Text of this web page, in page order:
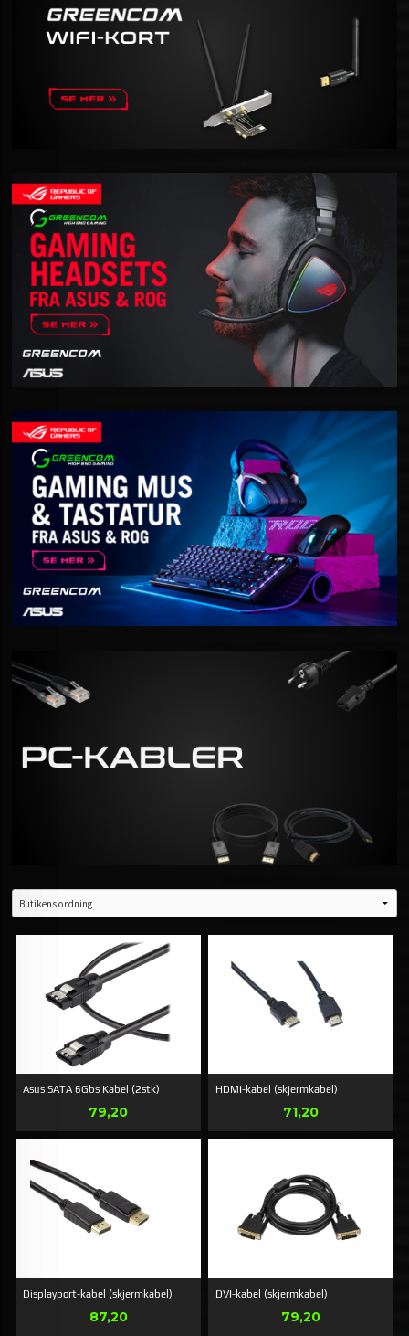
Asus SATA 6Gbs Kabel (2stk)
Pris
79,20
HDMI-kabel (skjermkabel)
Pris
71,20
Displayport-kabel (skjermkabel)
Pris
87,20
DVI-kabel (skjermkabel)
Pris
79,20